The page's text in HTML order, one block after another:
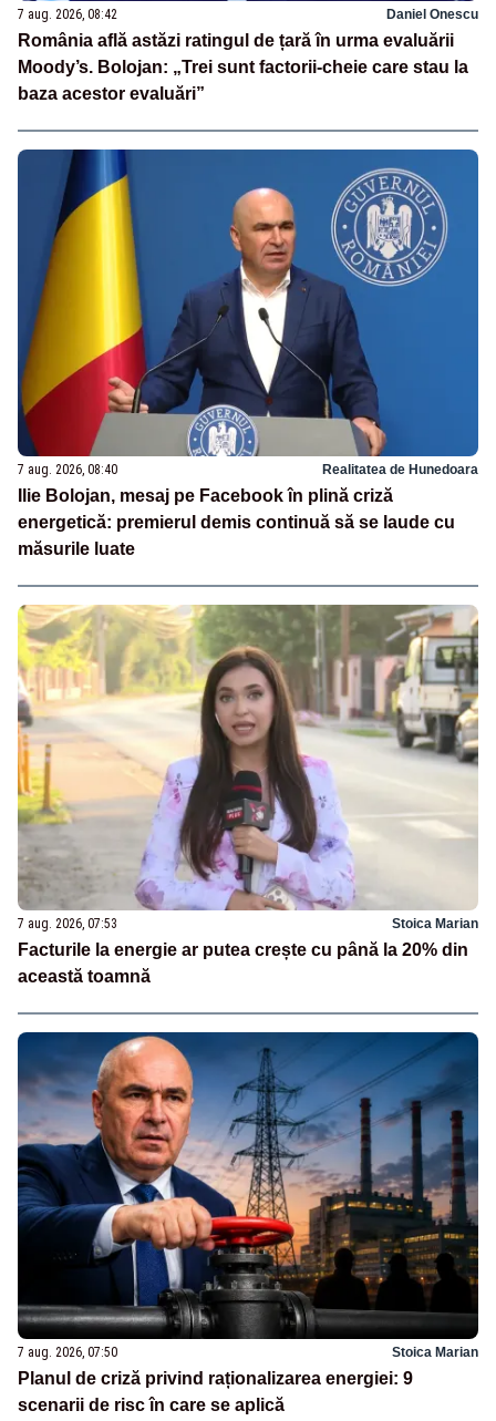
7 aug. 2026, 08:42 Daniel Onescu
România află astăzi ratingul de țară în urma evaluării
Moody’s. Bolojan: „Trei sunt factorii-cheie care stau la
baza acestor evaluări”
7 aug. 2026, 08:40 Realitatea de Hunedoara
Ilie Bolojan, mesaj pe Facebook în plină criză
energetică: premierul demis continuă să se laude cu
măsurile luate
7 aug. 2026, 07:53 Stoica Marian
Facturile la energie ar putea crește cu până la 20% din
această toamnă
7 aug. 2026, 07:50 Stoica Marian
Planul de criză privind raționalizarea energiei: 9
scenarii de risc în care se aplică